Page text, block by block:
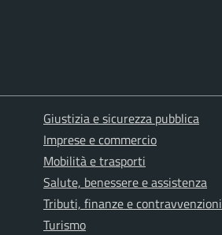
Giustizia e sicurezza pubblica
Imprese e commercio
Mobilità e trasporti
Salute, benessere e assistenza
Tributi, finanze e contravvenzioni
Turismo